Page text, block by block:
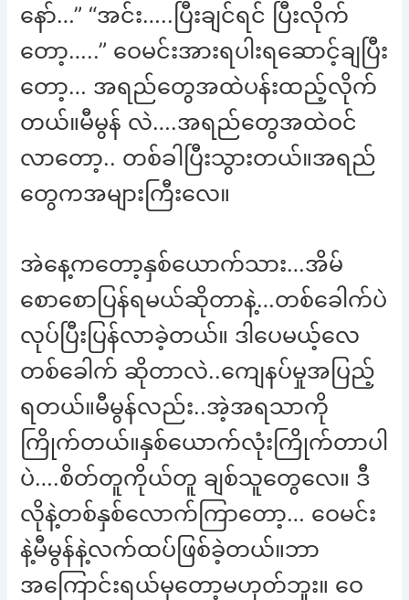
နော်…” “အင်း…..ပြီးချင်ရင် ပြီးလိုက်
တော့…..” ဝေမင်းအားရပါးရဆောင့်ချပြီး
တော့… အရည်တွေအထဲပန်းထည့်လိုက်
တယ်။မီမွန် လဲ….အရည်တွေအထဲဝင်
လာတော့.. တစ်ခါပြီးသွားတယ်။အရည်
တွေကအများကြီးလေ။
အဲနေ့ကတော့နှစ်ယောက်သား…အိမ်
စောစောပြန်ရမယ်ဆိုတာနဲ့…တစ်ခေါက်ပဲ
လုပ်ပြီးပြန်လာခဲ့တယ်။ ဒါပေမယ့်လေ
တစ်ခေါက် ဆိုတာလဲ..ကျေနပ်မှုအပြည့်
ရတယ်။မီမွန်လည်း..အဲ့အရသာကို
ကြိုက်တယ်။နှစ်ယောက်လုံးကြိုက်တာပါ
ပဲ….စိတ်တူကိုယ်တူ ချစ်သူတွေလေ။ ဒီ
လိုနဲ့တစ်နှစ်လောက်ကြာတော့… ဝေမင်း
နဲ့မီမွန်နဲ့လက်ထပ်ဖြစ်ခဲ့တယ်။ဘာ
အကြောင်းရယ်မှတော့မဟုတ်ဘူး။ ဝေ